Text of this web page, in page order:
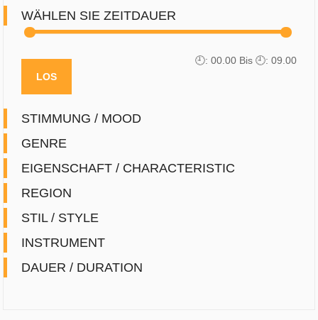
WÄHLEN SIE ZEITDAUER
🕘: 00.00 Bis 🕘: 09.00
STIMMUNG / MOOD
GENRE
EIGENSCHAFT / CHARACTERISTIC
REGION
STIL / STYLE
INSTRUMENT
DAUER / DURATION